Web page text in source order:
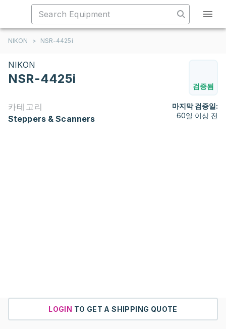
NIKON > NSR-4425i
NIKON
NSR-4425i
검증됨
카테고리
Steppers & Scanners
마지막 검증일:
60일 이상 전
LOGIN TO GET A SHIPPING QUOTE